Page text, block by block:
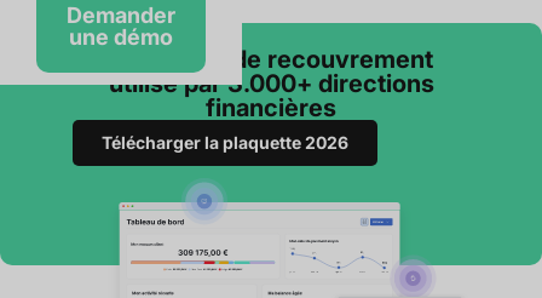
Demander
une démo
Le logiciel de recouvrement
utilisé par 3.000+ directions
financières
Télécharger la plaquette 2026